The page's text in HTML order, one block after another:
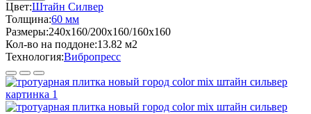
Цвет:Штайн Силвер
Толщина:60 мм
Размеры:240x160/200x160/160x160
Кол-во на поддоне:13.82 м2
Технология:Вибропресс